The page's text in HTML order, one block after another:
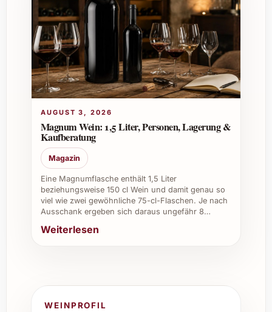
2024 schenken Sie Stil und Qualität –
ideal für festliche Anlässe und zur
Stärkung von Geschäftsbeziehungen.
AUGUST 3, 2026
Magnum Wein: 1,5 Liter, Personen, Lagerung &
Kaufberatung
Magazin
Eine Magnumflasche enthält 1,5 Liter
beziehungsweise 150 cl Wein und damit genau so
viel wie zwei gewöhnliche 75-cl-Flaschen. Je nach
Ausschank ergeben sich daraus ungefähr 8…
Weiterlesen
WEINPROFIL